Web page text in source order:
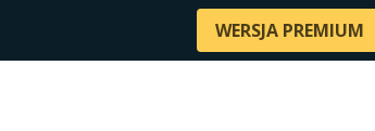
WERSJA PREMIUM